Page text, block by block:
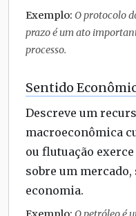
Exemplo: O protocolo
prazo é um ato
processo.
Sentido
Descreve um
macroeconômica
ou flutuação
sobre um
economia.